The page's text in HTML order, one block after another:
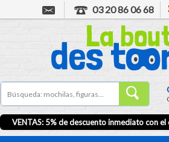
03 20 86 06 68
VENTAS: 5% de descuento inmediato con